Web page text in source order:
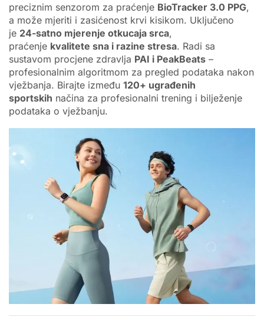
preciznim senzorom za praćenje BioTracker 3.0 PPG,
a može mjeriti i zasićenost krvi kisikom. Uključeno
je 24-satno mjerenje otkucaja srca,
praćenje kvalitete sna i razine stresa. Radi sa
sustavom procjene zdravlja PAI i PeakBeats –
profesionalnim algoritmom za pregled podataka nakon
vježbanja. Birajte između 120+ ugrađenih
sportskih načina za profesionalni trening i bilježenje
podataka o vježbanju.